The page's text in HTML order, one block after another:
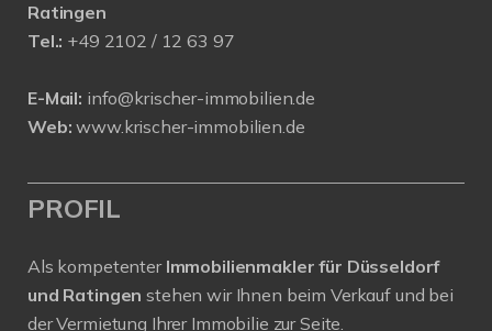
Ratingen
Tel.: +49 2102 / 12 63 97
E-Mail: info@krischer-immobilien.de
Web: www.krischer-immobilien.de
PROFIL
Als kompetenter Immobilienmakler für Düsseldorf
und Ratingen stehen wir Ihnen beim Verkauf und bei
der Vermietung Ihrer Immobilie zur Seite.